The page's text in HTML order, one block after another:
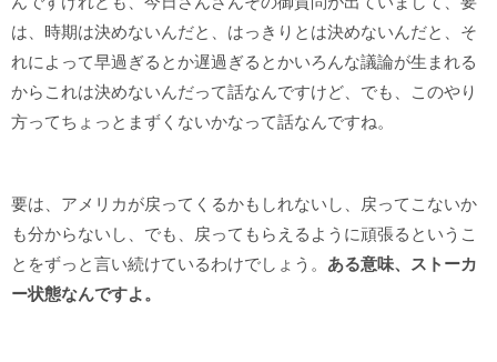
は、時期は決めないんだと、はっきりとは決めないんだと、そ
れによって早過ぎるとか遅過ぎるとかいろんな議論が生まれる
からこれは決めないんだって話なんですけど、でも、このやり
方ってちょっとまずくないかなって話なんですね。
要は、アメリカが戻ってくるかもしれないし、戻ってこないか
も分からないし、でも、戻ってもらえるように頑張るというこ
とをずっと言い続けているわけでしょう。 ある意味、ストーカ
ー状態なんですよ。